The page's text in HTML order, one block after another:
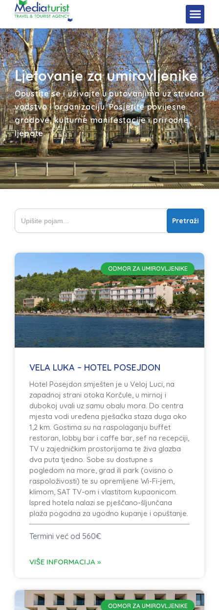
Ljetovanje za umirovljenike
Opustite se i uživajte u putovanjima uz stručno
vodstvo i organizaciju. Posjetite povijesne
gradove, kulturne manifestacije i prirodne
ljepote.
Search
for:
ODMOR ZA UMIROVLJENIKE
VELA LUKA – HOTEL POSEJDON
Hotel Posejdon smješten je u Veloj Luci, na
zapadnoj strani otoka Korčule, u mirnoj i
dubokoj uvali uz samu obalu mora. Do centra
mjesta vodi uređena pješačka staza duga oko
1,2 km. Gostima su na raspolaganju buffet
restoran, lobby bar i caffe bar, sef na recepciji,
TV u zajedničkim prostorijama te živa glazba
dva puta tjedno. Sobe su dostupne s
pogledom na more, grad ili park (ovisno o
raspoloživosti) te su opremljene Wi-Fi-jem,
klimom, SAT TV-om i vlastitom kupaonicom.
Ispred hotela nalazi se pješčano-šljunčana
plaža pogodna za ugodno kupanje i opuštanje.
Termini već od 560€
VIŠE INFORMACIJA »
ODMOR ZA UMIROVLJENIKE